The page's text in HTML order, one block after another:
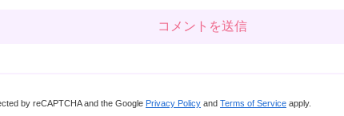
by reCAPTCHA and the Google Privacy Policy and Terms of Service apply.